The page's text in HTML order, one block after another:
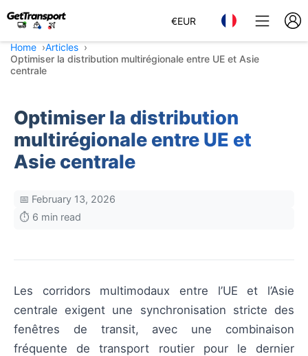
€EUR
Home
Articles
Optimiser la distribution multirégionale entre UE et Asie
centrale
Optimiser la distribution
multirégionale entre UE et
Asie centrale
📅 February 13, 2026
⏱️ 6 min read
Les corridors multimodaux entre l’UE et l’Asie
centrale exigent une synchronisation stricte des
fenêtres de transit, avec une combinaison
fréquente de transport routier pour le dernier